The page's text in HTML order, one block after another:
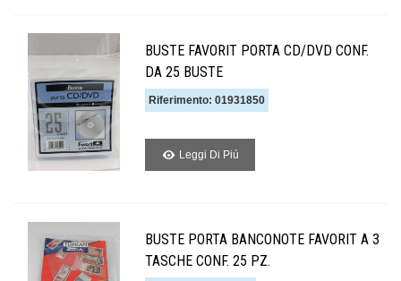
BUSTE FAVORIT PORTA CD/DVD CONF.
DA 25 BUSTE
Riferimento: 01931850
Leggi Di Piú
BUSTE PORTA BANCONOTE FAVORIT A 3
TASCHE CONF. 25 PZ.